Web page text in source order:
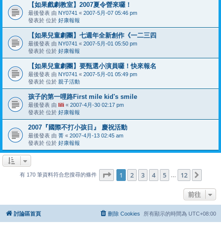
【如果戲劇教室】2007夏令營來囉！
最後發表 由 NY0741 « 2007-5月-07 05:46 pm
發表於 位於 好康報報
【如果兒童劇團】七週年全新創作《一二三四
最後發表 由 NY0741 « 2007-5月-01 05:50 pm
發表於 位於 好康報報
【如果兒童劇團】要甄選小演員囉！快來報名
最後發表 由 NY0741 « 2007-5月-01 05:49 pm
發表於 位於 親子活動
孩子的第一哩路First mile kid's smile
最後發表 由 lili « 2007-4月-30 02:17 pm
發表於 位於 好康報報
2007『國際不打小孩日』 慶祝活動
最後發表 由 菁 « 2007-4月-13 02:45 am
發表於 位於 好康報報
有 170 筆資料符合您搜尋的條件 第 1 頁 (共12 頁)
1 2 3 4 5 12
前往
討論區首頁 所有顯示的時間為 UTC+08:00
刪除 Cookies